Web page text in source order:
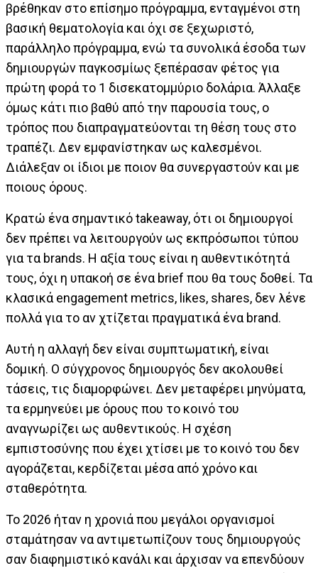
βρέθηκαν στο επίσημο πρόγραμμα, ενταγμένοι στη
βασική θεματολογία και όχι σε ξεχωριστό,
παράλληλο πρόγραμμα, ενώ τα συνολικά έσοδα των
δημιουργών παγκοσμίως ξεπέρασαν φέτος για
πρώτη φορά το 1 δισεκατομμύριο δολάρια. Άλλαξε
όμως κάτι πιο βαθύ από την παρουσία τους, ο
τρόπος που διαπραγματεύονται τη θέση τους στο
τραπέζι. Δεν εμφανίστηκαν ως καλεσμένοι.
Διάλεξαν οι ίδιοι με ποιον θα συνεργαστούν και με
ποιους όρους.
Κρατώ ένα σημαντικό takeaway, ότι οι δημιουργοί
δεν πρέπει να λειτουργούν ως εκπρόσωποι τύπου
για τα brands. Η αξία τους είναι η αυθεντικότητά
τους, όχι η υπακοή σε ένα brief που θα τους δοθεί. Τα
κλασικά engagement metrics, likes, shares, δεν λένε
πολλά για το αν χτίζεται πραγματικά ένα brand.
Αυτή η αλλαγή δεν είναι συμπτωματική, είναι
δομική. Ο σύγχρονος δημιουργός δεν ακολουθεί
τάσεις, τις διαμορφώνει. Δεν μεταφέρει μηνύματα,
τα ερμηνεύει με όρους που το κοινό του
αναγνωρίζει ως αυθεντικούς. Η σχέση
εμπιστοσύνης που έχει χτίσει με το κοινό του δεν
αγοράζεται, κερδίζεται μέσα από χρόνο και
σταθερότητα.
Το 2026 ήταν η χρονιά που μεγάλοι οργανισμοί
σταμάτησαν να αντιμετωπίζουν τους δημιουργούς
σαν διαφημιστικό κανάλι και άρχισαν να επενδύουν